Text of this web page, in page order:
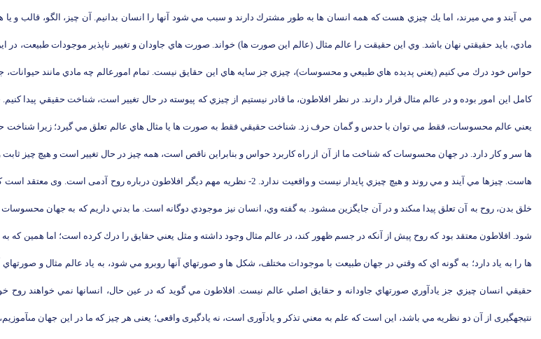
مي آيند و مي ميرند، اما يك چيزي هست كه همه انسان ها به طور مشترك دارند و سبب مي شود آنها را انسان بدانيم. آن چيز، الگو، قالب و يا
مادي، بايد حقيقتي نهان باشد. وي اين حقيقت را عالم مثال (عالم اين صورت ها) خواند. صورت هاي جاودان و تغيير ناپذير موجودات طبيعت، در
حواس خود درك مي كنيم (يعني پديده هاي طبيعي و محسوسات)، چيزي جز سايه هاي اين حقايق نيست. تمام امورعالم چه مادي مانند حيوانات،
كامل اين امور بوده و در عالم مثال قرار دارند. در نظر افلاطون، ما قادر نيستيم از چيزي كه پيوسته در حال تغيير است، شناخت حقيقي پيدا
يعني عالم محسوسات، فقط مي توان با حدس و گمان حرف زد. شناخت حقيقي فقط به صورت ها يا مثال هاي عالم تعلق مي گيرد؛ زيرا شناخت
ها سر و كار دارد. در جهان محسوسات كه شناخت ما از آن از راه كاربرد حواس و بنابراين ناقص است، همه چيز در حال تغيير است و هيچ چيز
هاست. چيزها مي آيند و مي روند و هيچ چيزي پايدار نيست و واقعيت ندارد. 2- نظريه مهم ديگر
خلق بدن، روح به آن تعلق پيدا مى‏كند و در آن جايگزين مى‏شود. به گفته وي، انسان نيز موجودي دوگانه است. ما بدني داريم كه به جهان
شود. افلاطون معتقد بود كه روح پيش از آنكه در جسم ظهور كند، در عالم مثال وجود داشته و مثل يعني حقايق را درك كرده است؛ اما همين كه به
ها را به ياد دارد؛ به گونه اي كه وقتي در جهان طبيعت با موجودات مختلف، شكل ها و صورتهاي آنها روبرو مي شود، به ياد عالم مثال و
نتيجه‏گيرى از آن دو نظريه مي باشد، اين است كه علم به معني تذكر و يادآورى است، نه يادگيرى واقعى؛ يعنى هر چيز كه ما در اين جهان